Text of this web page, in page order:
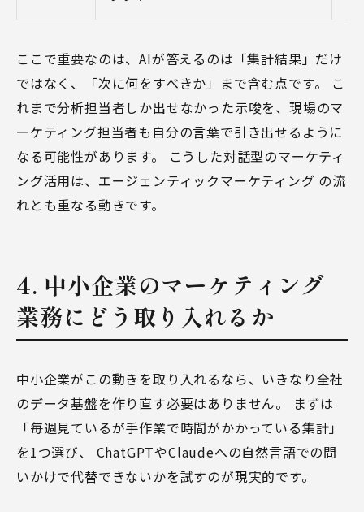
ここで重要なのは、AIが答えるのは「集計結果」だけ
ではなく、「次に何をすべきか」まで含む点です。 こ
れまで分析担当者しか出せなかった示唆を、現場のマ
ーケティング担当者も自分の言葉で引き出せるように
なる可能性があります。 こうした対話型のマーケティ
ング活用は、 エージェンティックマーケティング の流
れとも重なる動きです。
4. 中小企業のマーケティング
業務にどう取り入れるか
中小企業がこの動きを取り入れるなら、いきなり全社
のデータ基盤を作り直す必要はありません。 まずは
「毎週見ているが手作業で時間がかかっている集計」
を1つ選び、 ChatGPTやClaudeへの自然言語での問
いかけで代替できないかを試すのが現実的です。